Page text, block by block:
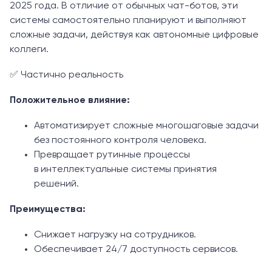
2025 года. В отличие от обычных чат-ботов, эти
системы самостоятельно планируют и выполняют
сложные задачи, действуя как автономные цифровые
коллеги.
✅ Частично реальность
Положительное влияние:
Автоматизирует сложные многошаговые задачи
без постоянного контроля человека.
Превращает рутинные процессы
в интеллектуальные системы принятия
решений.
Преимущества:
Снижает нагрузку на сотрудников.
Обеспечивает 24/7 доступность сервисов.